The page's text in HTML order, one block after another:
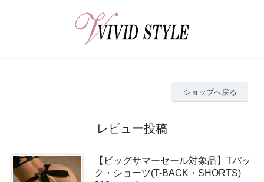
ショップへ戻る
レビュー投稿
【ビッグサマーセール対象品】Tバッ
ク・ショーツ(T-BACK・SHORTS)